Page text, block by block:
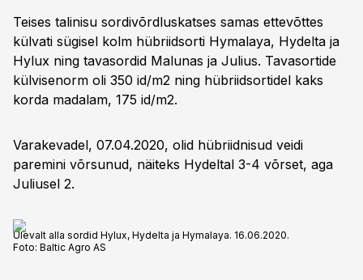
Teises talinisu sordivõrdluskatses samas ettevõttes
külvati sügisel kolm hübriidsorti Hymalaya, Hydelta ja
Hylux ning tavasordid Malunas ja Julius. Tavasortide
külvisenorm oli 350 id/m2 ning hübriidsortidel kaks
korda madalam, 175 id/m2.
Varakevadel, 07.04.2020, olid hübriidnisud veidi
paremini võrsunud, näiteks Hydeltal 3-4 võrset, aga
Juliusel 2.
Ülevalt alla sordid Hylux, Hydelta ja Hymalaya. 16.06.2020.
Foto: Baltic Agro AS